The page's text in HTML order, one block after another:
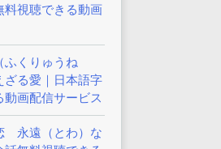
料視聴できる動画
ふくりゅうね
る愛｜日本語字
画配信サービス
永遠（とわ）な